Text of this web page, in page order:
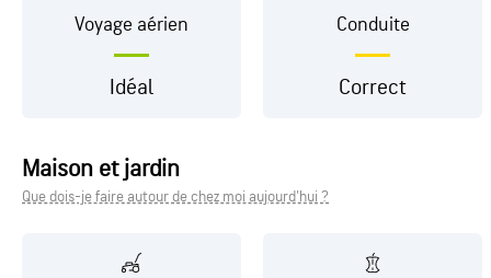
Voyage aérien
Idéal
Conduite
Correct
Maison et jardin
Que dois-je faire autour de chez moi aujourd'hui ?